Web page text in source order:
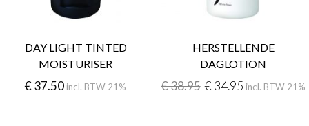
DAY LIGHT TINTED
MOISTURISER
€37.50 incl. BTW 21%
HERSTELLENDE
DAGLOTION
€38.95 € 34.95 incl. BTW 21%